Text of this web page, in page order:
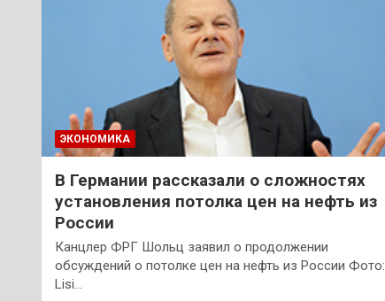
ЭКОНОМИКА
В Германии рассказали о сложностях
установления потолка цен на нефть из
России
Канцлер ФРГ Шольц заявил о продолжении
обсуждений о потолке цен на нефть из России Фото:
Lisi…